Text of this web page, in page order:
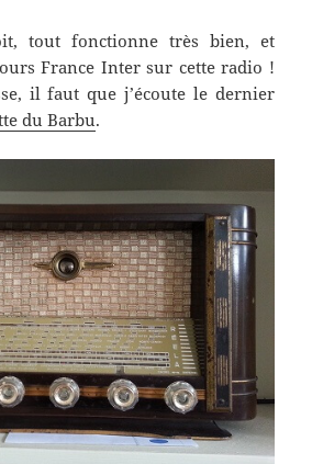
tout fonctionne très bien, et
France Inter sur cette radio !
il faut que j’écoute le dernier
du Barbu.